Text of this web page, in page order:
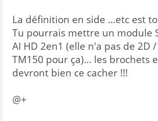
La définition en side ...etc est
Tu pourrais mettre un module
AI HD 2en1 (elle n'a pas de 2D
TM150 pour ça)... les brochets
devront bien ce cacher !!!
@+